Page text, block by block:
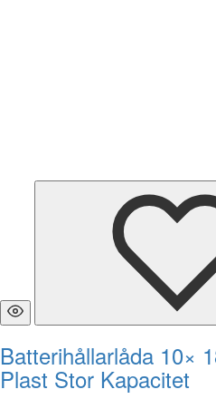
Batterihållarlåda 10×
Plast Stor Kapacitet